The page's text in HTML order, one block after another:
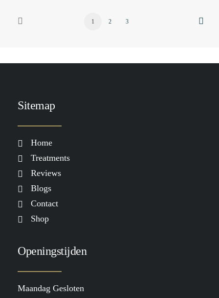
1 2 3
Sitemap
Home
Treatments
Reviews
Blogs
Contact
Shop
Openingstijden
Maandag Gesloten